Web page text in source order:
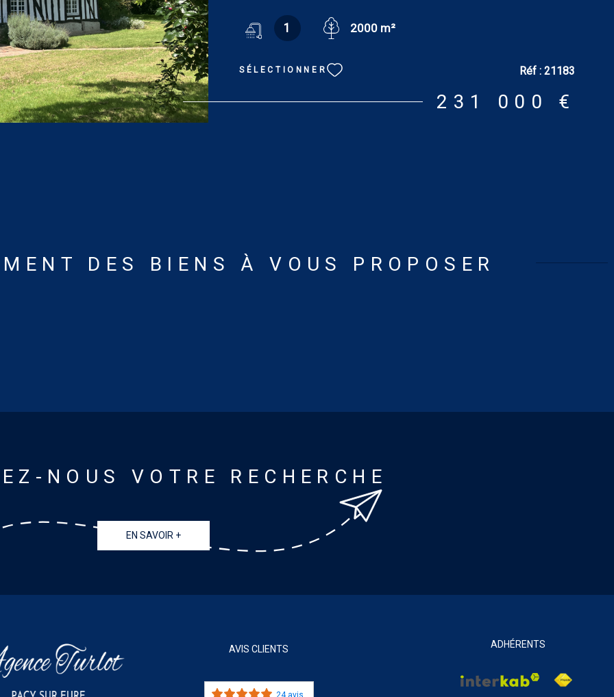
(22.90 m² et 10.20 m²), salle de bains/wc de 1.77 m². Dépendances :
maison avec chambre de 21.39 m², salle de douches/wc et grenier,
pièce à l’étage, buanderie. Terrain : 2.000 m². Tout confort : chauffage
électrique. DPE : E. GES : B. Logement à consommation énergétique
excessive. Estimation des coûts annuels d'énergie du logement pour
une utilisation standard : entre 2 700 € et 3 690 € [prix moyens des
1 2000 m²
SÉLECTIONNER Réf : 21183
231 000 €
DES BIENS À VOUS PROPOSER
NOUS VOTRE RECHERCHE
EN SAVOIR +
AVIS CLIENTS
24 avis
ADHÉRENTS